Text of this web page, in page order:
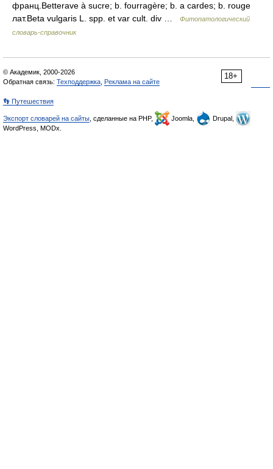
франц.Betterave à sucre; b. fourragère; b. a cardes; b. rouge
лат.Beta vulgaris L. spp. et var cult. div …
Фитопатологический
словарь-справочник
18+
© Академик, 2000-2026
Обратная связь: Техподдержка Реклама на сайте
👣 Путешествия
Экспорт словарей на сайты , сделанные на PHP, Joomla,
Drupal,
WordPress, MODx.